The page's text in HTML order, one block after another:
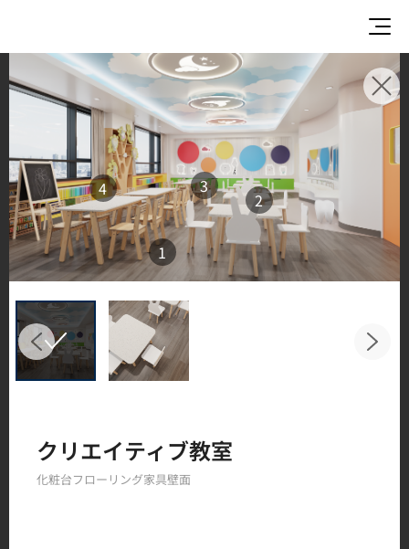
1
2
3
4
クリエイティブ教室
化粧台フローリング家具壁面
使用イメージ
美しい商業施設や住宅空間で、LX Hausysのサーフ
ェスが織りなすインスピレーションあふれる空間
とデザイン提案をご覧ください。
キッチンやバスルームなどの主要スペースで、HIM
ACS ソリッドサーフェス、TERACANTO ポーセリ
ン、そして HFLOR フローリングの魅力的な施工例